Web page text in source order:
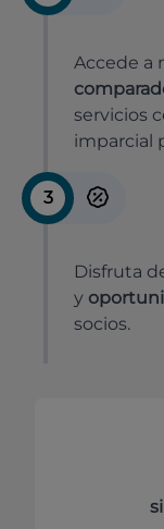
Accede a
servicios
imparcial
3
Disfruta
y
socios.